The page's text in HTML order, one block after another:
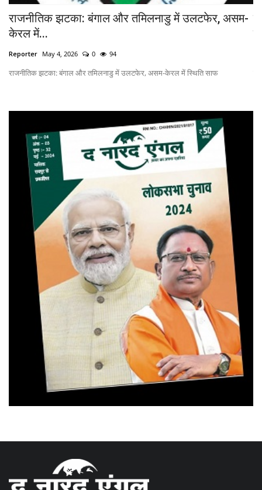
राजनीतिक झटका: बंगाल और तमिलनाडु में उलटफेर, असम-
केरल में...
Reporter May 4, 2026 0 94
राजनीतिक झटका: बंगाल और तमिलनाडु में उलटफेर, असम-केरल में स्थिति साफ